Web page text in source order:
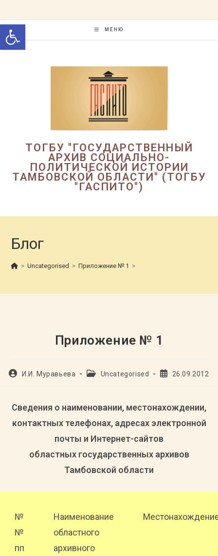
Открыть панель
содержимому
МЕНЮ
ТОГБУ "ГОСУДАРСТВЕННЫЙ
АРХИВ СОЦИАЛЬНО-
ПОЛИТИЧЕСКОЙ ИСТОРИИ
ТАМБОВСКОЙ ОБЛАСТИ" (ТОГБУ
"ГАСПИТО")
Блог
> Uncategorised > Приложение № 1 >
Приложение № 1
АвторИ.И. Муравьева
РубрикаUncategorised
Запись26.09.2012
Сведения о наименовании, местонахождении,
контактных телефонах, адресах электронной
почты и Интернет-сайтов
областных государственных архивов
Тамбовской области
№
№
пп
Наименование
областного
архивного